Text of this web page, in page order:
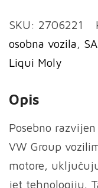
III
SAE
5W-
količina
SKU: 2706221
osobna vozila,
Liqui Moly
Opis
Posebno
VW Group
motore,
jet tehnologiju.